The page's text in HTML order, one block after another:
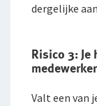
dergelijke
Risico 3:
medewerker
Valt een van